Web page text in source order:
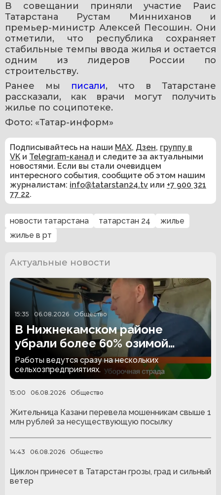
В совещании приняли участие Раис
Татарстана Рустам Минниханов и
премьер-министр Алексей Песошин. Они
отметили, что республика сохраняет
стабильные темпы ввода жилья и остается
одним из лидеров России по
строительству.
Ранее мы писали, что в Татарстане
рассказали, как врачи могут получить
жилье по соципотеке.
Фото: «Татар-информ»
Подписывайтесь на наши MAX, Дзен, группу в
VK и Telegram-канал и следите за актуальными
новостями. Если вы стали очевидцем
интересного события, сообщите об этом нашим
журналистам: info@tatarstan24.tv или +7 900 321
77 22.
новости татарстана татарстан 24
жилье
жилье в рт
Актуальные новости
15:35 06.08.2026 Общество
В Нижнекамском районе
убрали более 60% озимой
пшеницы
Работы ведутся сразу на нескольких
сельхозпредприятиях.
15:00 06.08.2026 Общество
Жительница Казани перевела мошенникам свыше 1
млн рублей за несуществующую посылку
14:43 06.08.2026 Общество
Циклон принесет в Татарстан грозы, град и сильный
ветер